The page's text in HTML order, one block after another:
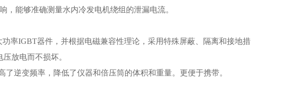
能够准确测量水内冷发电机绕组的泄漏电流。
率IGBT器件，并根据电磁兼容性理论，采用特殊屏蔽、隔离和接地措
放电而不损坏。
逆变频率，降低了仪器和倍压筒的体积和重量。更便于携带。